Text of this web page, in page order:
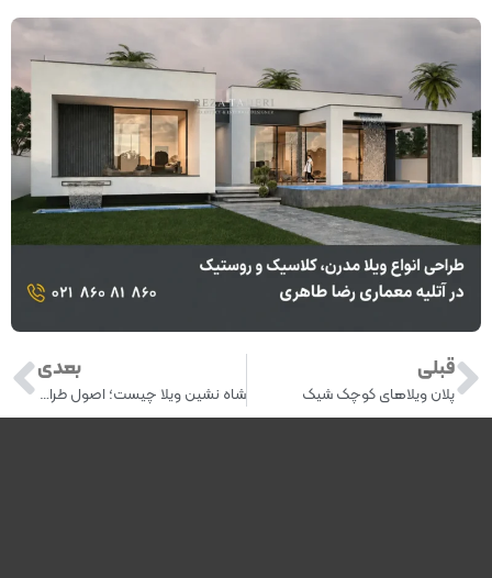
قبلی
پلان ویلاهای کوچک شیک
بعدی
شاه نشین ویلا چیست؛ اصول طراحی و مزایا آن